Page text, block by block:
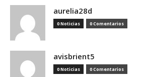
aurelia28d
0 Noticias 0 Comentarios
avisbrient5
0 Noticias 0 Comentarios